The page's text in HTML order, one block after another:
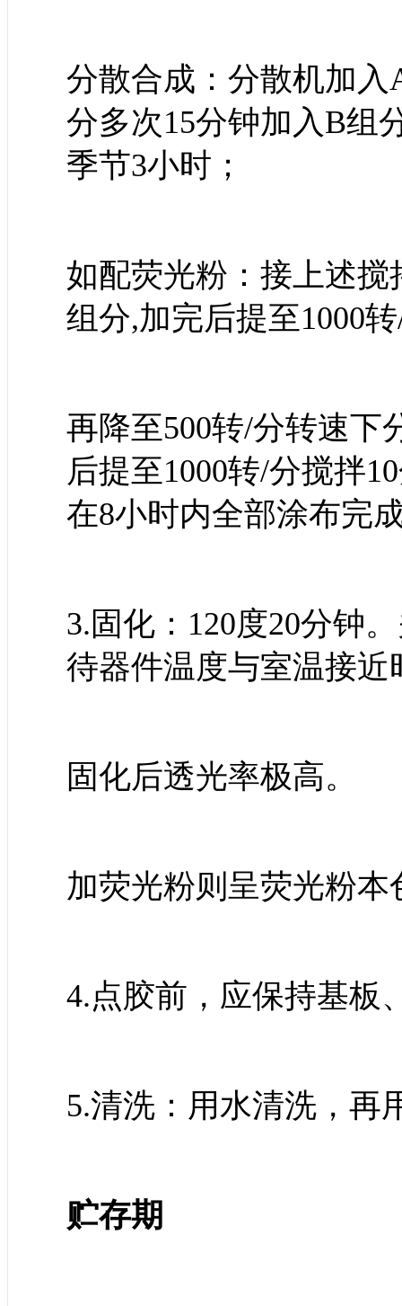
分散合成：分散机加入
分多次15分钟加入B组
季节3小时；
如配荧光粉：接上述搅
组分,加完后提至1000
再降至500转/分转速下
后提至1000转/分搅拌
在8小时内全部涂布完
3.固化：120度20分钟
待器件温度与室温接近
固化后透光率极高。
加荧光粉则呈荧光粉本
4.点胶前，应保持基板
5.清洗：用水清洗，再
贮存期